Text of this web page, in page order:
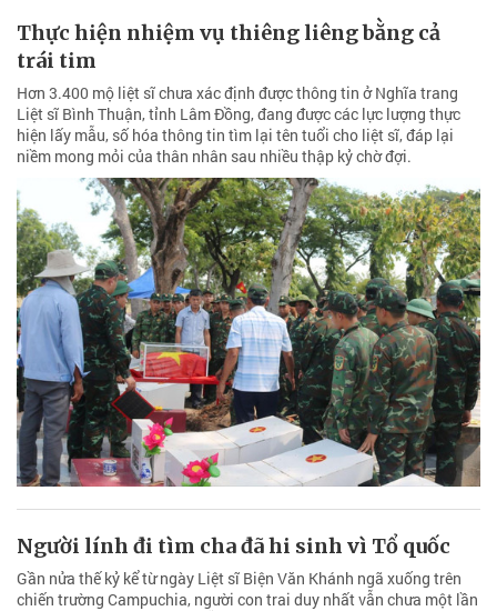
Thực hiện nhiệm vụ thiêng liêng bằng cả
trái tim
Hơn 3.400 mộ liệt sĩ chưa xác định được thông tin ở Nghĩa trang
Liệt sĩ Bình Thuận, tỉnh Lâm Đồng, đang được các lực lượng thực
hiện lấy mẫu, số hóa thông tin tìm lại tên tuổi cho liệt sĩ, đáp lại
niềm mong mỏi của thân nhân sau nhiều thập kỷ chờ đợi.
Người lính đi tìm cha đã hi sinh vì Tổ quốc
Gần nửa thế kỷ kể từ ngày Liệt sĩ Biện Văn Khánh ngã xuống trên
chiến trường Campuchia, người con trai duy nhất vẫn chưa một lần